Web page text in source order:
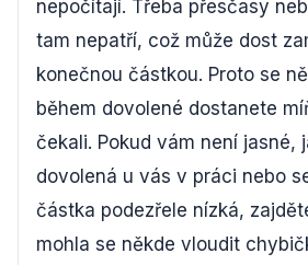
nepočítají. Třeba přesčasy
tam nepatří, což může dost
konečnou částkou. Proto se
během dovolené dostanete
čekali. Pokud vám není jasné,
dovolená u vás v práci nebo
částka podezřele nízká,
mohla se někde vloudit